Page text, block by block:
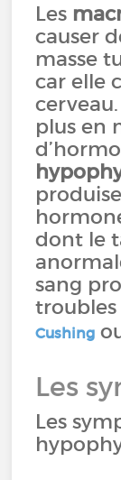
Les
causer
masse
car elle
plus en
dont le
sang
Cushing
Les
Les